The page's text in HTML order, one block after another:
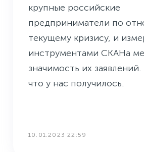
крупные российские
предприниматели по
текущему кризису, и
инструментами СКАНа
значимость их
что у нас получилось.
10.01.2023 22:59